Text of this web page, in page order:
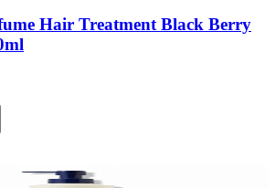
Hair Treatment Black Berry